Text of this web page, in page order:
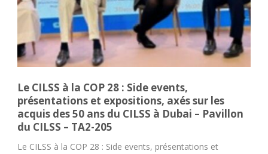
Le CILSS à la COP 28 : Side events,
présentations et expositions, axés sur les
acquis des 50 ans du CILSS à Dubai – Pavillon
du CILSS – TA2-205
Le CILSS à la COP 28 : Side events, présentations et